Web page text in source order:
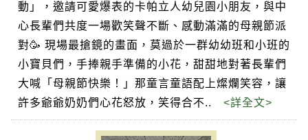
動」，邀請可愛爆表的卡帕立人幼兒園小朋友，與中
心長輩們共度一場歡笑聲不斷、感動滿滿的母親節派
對🥳 現場最搶鏡的畫面，莫過於一群幼幼班和小班的
小寶貝們，手捧親手準備的小花，甜甜地對著長輩們
大喊「母親節快樂！」那童言童語配上燦爛笑容，讓
許多爺爺奶奶們心花怒放，笑得合不.. <詳全文>